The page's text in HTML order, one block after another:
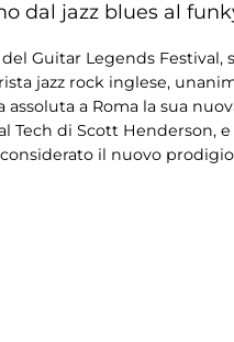
dal jazz blues al
Guitar Legends Festival,
jazz rock inglese,
a Roma la sua
Tech di Scott Henderson,
il nuovo